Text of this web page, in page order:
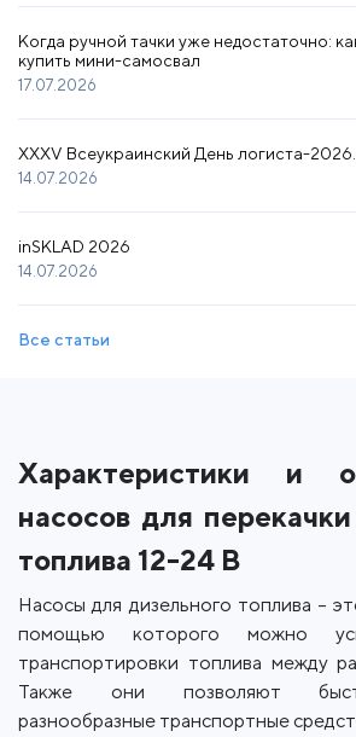
Когда ручной тачки уже недостаточно:
купить мини-самосвал
17.07.2026
XXXV Всеукраинский День логиста-
14.07.2026
inSKLAD 2026
14.07.2026
Все статьи
Характеристики и
насосов для
топлива 12-24 В
Насосы для дизельного топлива –
помощью которого можно
транспортировки топлива между
Также они позволяют
разнообразные транспортные